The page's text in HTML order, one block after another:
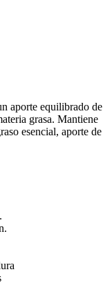
aporte equilibrado de
grasa. Mantiene
esencial, aporte de